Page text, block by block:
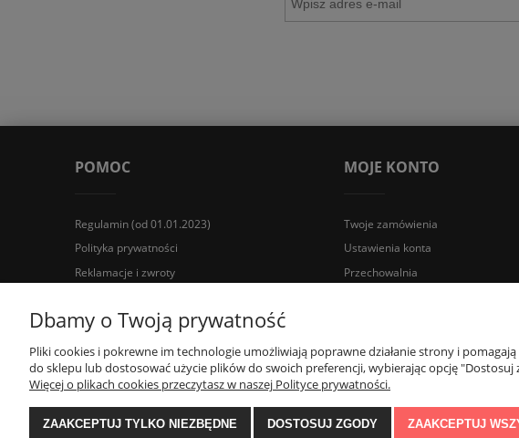
POMOC
Regulamin (od 01.01.2023)
Polityka prywatności
Reklamacje i zwroty
MOJE KONTO
Twoje zamówienia
Ustawienia konta
Przechowalnia
Wyposażenie łazienek Łazienki.eco | Pawła 23, 41-708 Ruda Śląska | E-mail:
Dbamy o Twoją prywatność
Pliki cookies i pokrewne im technologie umożliwiają poprawne działanie strony i
do sklepu lub dostosować użycie plików do swoich preferencji, wybierając opcję "Dostosuj
Więcej o plikach cookies przeczytasz w naszej Polityce prywatności.
ZAAKCEPTUJ TYLKO NIEZBĘDNE DOSTOSUJ ZGODY ZAAKCEPTUJ